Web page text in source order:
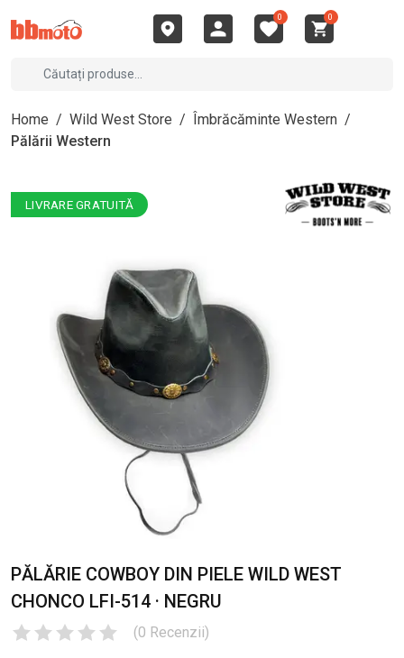
0 0
Home / Wild West Store / Îmbrăcăminte Western /
Pălării Western
LIVRARE GRATUITĂ
PĂLĂRIE COWBOY DIN PIELE WILD WEST
CHONCO LFI-514 · NEGRU
(0 Recenzii)